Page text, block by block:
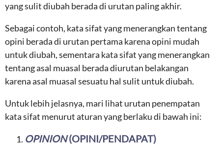
yang sulit diubah berada di urutan paling akhir.
Sebagai contoh, kata sifat yang menerangkan tentang
opini berada di urutan pertama karena opini mudah
untuk diubah, sementara kata sifat yang menerangkan
tentang asal muasal berada diurutan belakangan
karena asal muasal sesuatu hal sulit untuk diubah.
Untuk lebih jelasnya, mari lihat urutan penempatan
kata sifat menurut aturan yang berlaku di bawah ini:
OPINION(OPINI/PENDAPAT)